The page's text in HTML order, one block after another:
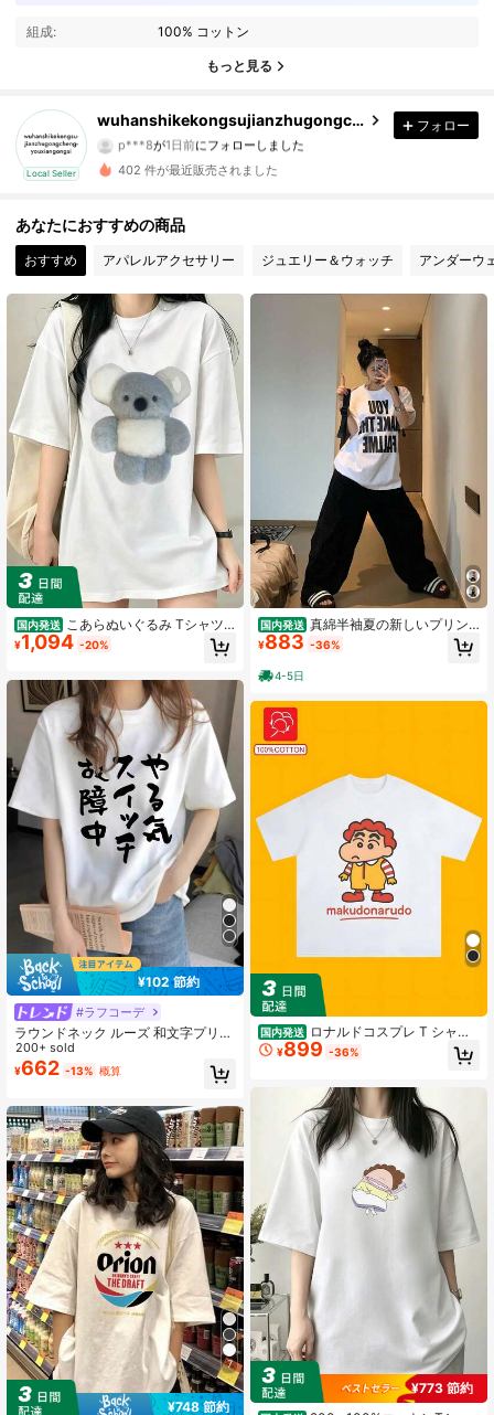
組成: 100% コットン
もっと見る
Local Seller
wuhanshikekongsujianzhugongchengyouxiangongsi
18 フォロワー
p***8が1日前にフォローしました
4.55
18 フォロワー
4.55 18 フォロワー
4.55 18 フォロワー
4.55 18 フォロワー
4.55 18 フォロワー
18 フォロワー
フォロー
402 件が最近販売されました
あなたにおすすめの商品
おすすめ アパレルアクセサリー ジュエリー＆ウォッチ アンダーウ
国内発送
こあらぬいぐるみ Tシャツ
半袖 メンズ レディース 夏服 綿 コッ
トン 丸襟 通気性 快適 綿製 人気 おし
¥1,094 -20%
¥102 節約
#ラフコーデ
ラウンドネック ルーズ 和文字プリン
ト カジュアル 半袖Tシャツ、春夏 ホ
ワイト
200+ sold
¥662 -13% 概算
7
¥748 節約
国内発送 真綿半袖夏の新しいプリン
ト上着のおしゃれでゆったりしたtシ
ャツ
¥883 -36%
4-5日
国内発送 ロナルドコスプレ T シャツ
――おもしろファストフードプリン
ト半袖 T シャツ ユニセックス 夏用
ク トップス ゆったりカジュアル カ
ップルコーデ パロディ クリエイティ
¥899 -36%
¥773 節約